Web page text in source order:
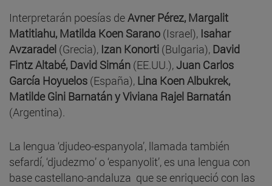
Interpretarán poesías deAvner Pérez, Margalit
Matitiahu, Matilda Koen Sarano (Israel), Isahar
Avzaradel (Grecia), Izan Konorti (Bulgaria), David
Fintz Altabé, David Simán (EE.UU.),Juan Carlos
García Hoyuelos (España), Lina Koen Albukrek,
Matilde Gini Barnatán y Viviana Rajel Barnatán
(Argentina).
La lengua ‘djudeo-espanyola’, llamada también
sefardí, ‘djudezmo’ o ‘espanyolit’, es una lengua con
base castellano-andaluza que se enriqueció con las